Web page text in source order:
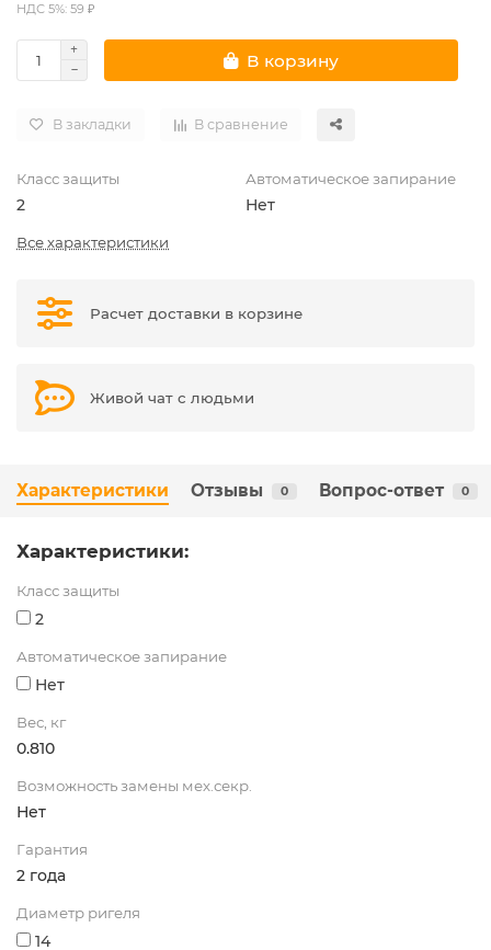
НДС 5%: 59 ₽
В корзину
В закладки В сравнение
Класс защиты
2
Автоматическое запирание
Нет
Все характеристики
Расчет доставки в корзине
Живой чат с людьми
Характеристики Отзывы 0 Вопрос-ответ 0
Характеристики:
Класс защиты
2
Автоматическое запирание
Нет
Вес, кг
0.810
Возможность замены мех.секр.
Нет
Гарантия
2 года
Диаметр ригеля
14